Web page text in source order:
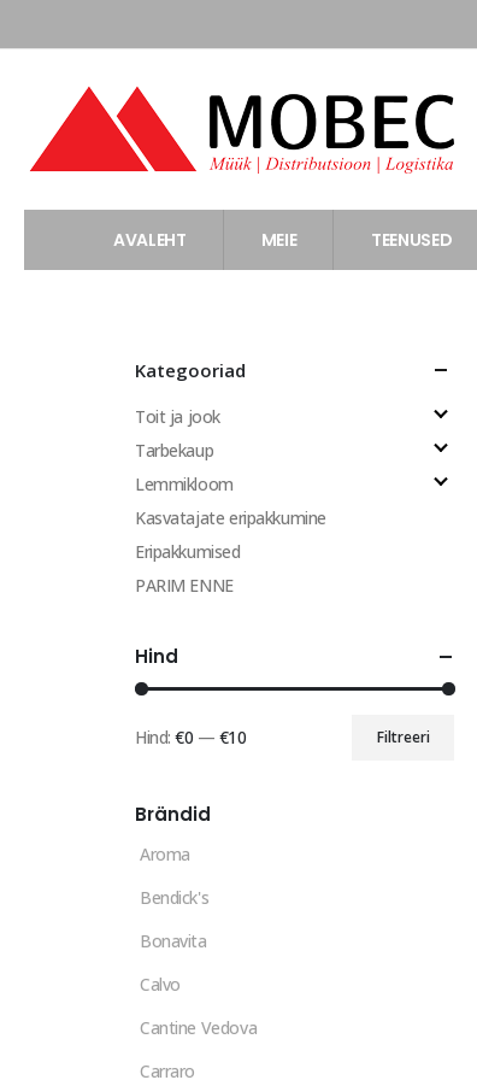
AVALEHT MEIE TEENUSED
Kategooriad
Toit ja jook
Tarbekaup
Lemmikloom
Kasvatajate eripakkumine
Eripakkumised
PARIM ENNE
Hind
Filtreeri
Hind:€0 — €10
Brändid
Aroma
Bendick's
Bonavita
Calvo
Cantine Vedova
Carraro